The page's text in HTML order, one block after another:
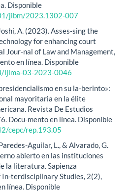
Disponible
jibm/2023.1302-007
A. (2023). Asses-sing the
for enhancing court
Jour-nal of Law and Management,
en línea. Disponible
ijlma-03-2023-0046
en su la-berinto»:
mayoritaria en la élite
Revista De Estudios
Docu-mento en línea. Disponible
cepc/rep.193.05
Aguilar, L., & Alvarado, G.
abierto en las instituciones
la literatura. Sapienza
terdisciplinary Studies, 2(2),
línea. Disponible